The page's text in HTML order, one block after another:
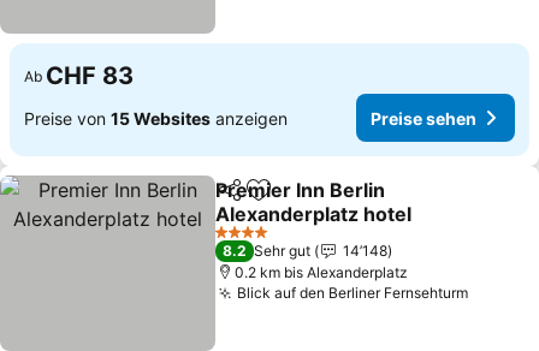
Ab CHF 83
Preise von 15 Websites anzeigen Preise sehen
TeilenZu Favoriten hinzufügen
Premier Inn Berlin
Alexanderplatz hotel
Preise sehen
4 Sterne
8.2 Sehr gut
14’148
0.2 km bis Alexanderplatz
Blick auf den Berliner FernsehturmPreise